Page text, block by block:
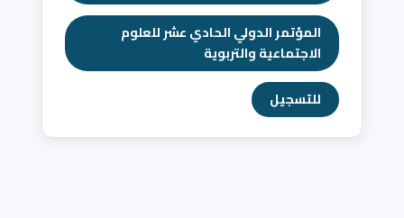
المؤتمر الدولي الحادي عشر للعلوم
الاجتماعية والتربوية
للتسجيل